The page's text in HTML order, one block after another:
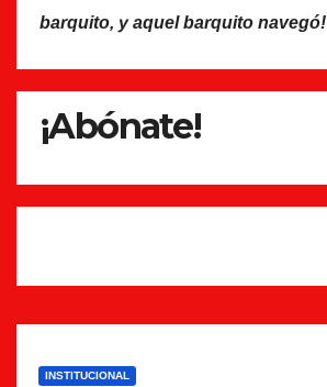
barquito, y aquel barquito navegó!
¡Abónate!
INSTITUCIONAL